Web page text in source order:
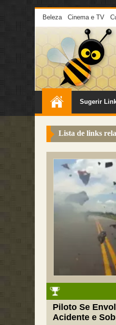
Beleza Cinema e TV
Sugerir
Lista de links
Piloto Se
Acidente e